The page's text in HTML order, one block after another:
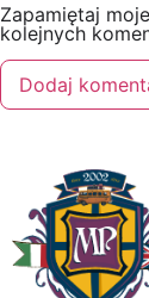
Zapamiętaj
kolejnych